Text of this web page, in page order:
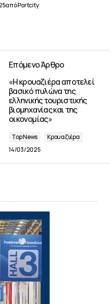
απόPortcity
Επόμενο Άρθρο
«Η κρουαζιέρα αποτελεί
βασικό πυλώνα της
ελληνικής τουριστικής
βιομηχανίας και της
οικονομίας»
Top News
Κρουαζιέρα
14/03/2025